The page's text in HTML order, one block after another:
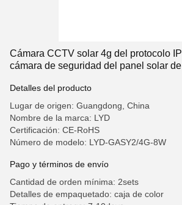
Cámara CCTV solar 4g del protocolo
cámara de seguridad del panel solar de
Detalles del producto
Lugar de origen: Guangdong, China
Nombre de la marca: LYD
Certificación: CE-RoHS
Número de modelo: LYD-GASY2/4G-8W
Pago y términos de envío
Cantidad de orden mínima: 2sets
Detalles de empaquetado: caja de color